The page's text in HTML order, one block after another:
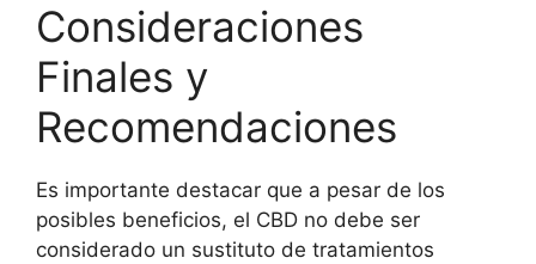
Consideraciones
Finales y
Recomendaciones
Es importante destacar que a pesar de los
posibles beneficios, el CBD no debe ser
considerado un sustituto de tratamientos